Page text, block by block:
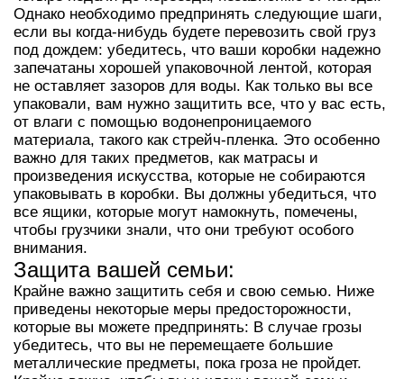
Однако необходимо предпринять следующие шаги,
если вы когда-нибудь будете перевозить свой груз
под дождем: убедитесь, что ваши коробки надежно
запечатаны хорошей упаковочной лентой, которая
не оставляет зазоров для воды. Как только вы все
упаковали, вам нужно защитить все, что у вас есть,
от влаги с помощью водонепроницаемого
материала, такого как стрейч-пленка. Это особенно
важно для таких предметов, как матрасы и
произведения искусства, которые не собираются
упаковывать в коробки. Вы должны убедиться, что
все ящики, которые могут намокнуть, помечены,
чтобы грузчики знали, что они требуют особого
внимания.
Защита вашей семьи:
Крайне важно защитить себя и свою семью. Ниже
приведены некоторые меры предосторожности,
которые вы можете предпринять: В случае грозы
убедитесь, что вы не перемещаете большие
металлические предметы, пока гроза не пройдет.